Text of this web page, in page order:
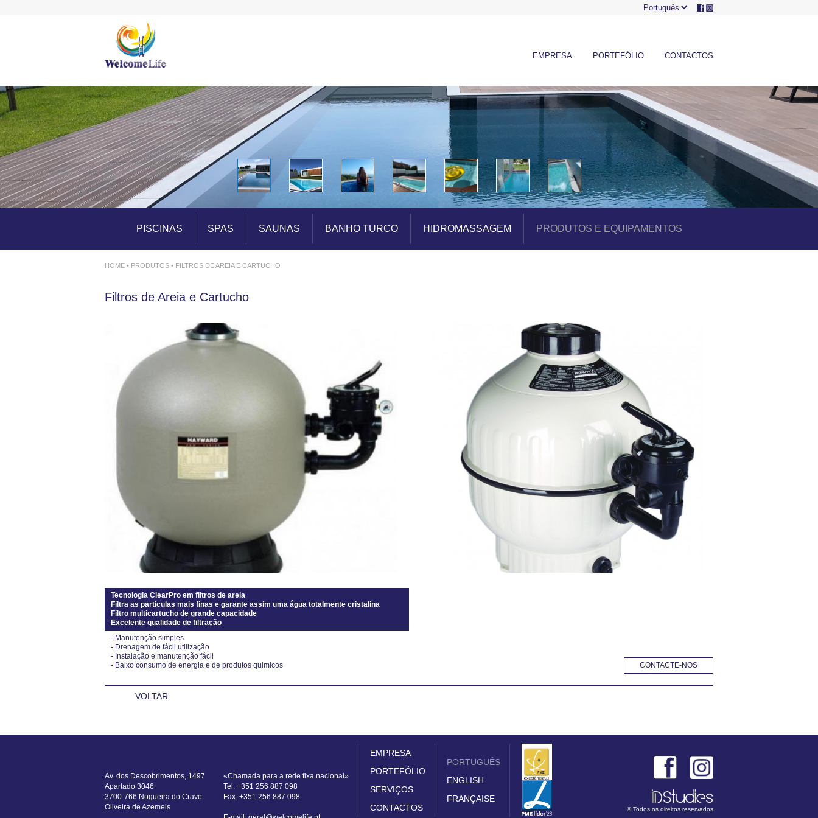
EMPRESA PORTEFÓLIO CONTACTOS
PISCINAS SPAS SAUNAS BANHO TURCO HIDROMASSAGEM PRODUTOS E EQUIPAMENTOS
HOME • PRODUTOS • FILTROS DE AREIA E CARTUCHO
Filtros de Areia e Cartucho
Tecnologia ClearPro em filtros de areia
Filtra as particulas mais finas e garante assim uma água totalmente cristalina
Filtro multicartucho de grande capacidade
Excelente qualidade de filtração
- Manutenção simples
- Drenagem de fácil utilização
- Instalação e manutenção fácil
- Baixo consumo de energia e de produtos quimicos
CONTACTE-NOS
VOLTAR
Av. dos Descobrimentos, 1497
Apartado 3046
3700-766 Nogueira do Cravo
Oliveira de Azemeis
«Chamada para a rede fixa nacional»
Tel: +351 256 887 098
Fax: +351 256 887 098
EMPRESA
PORTEFÓLIO
SERVIÇOS
CONTACTOS
PORTUGUÊS
ENGLISH
FRANÇAISE
© Todos os direitos reservados